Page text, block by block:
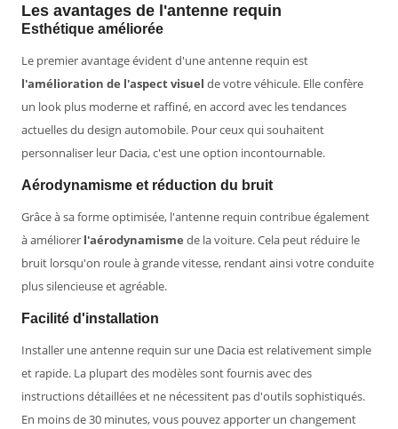
Les avantages de l'antenne requin
Esthétique améliorée
Le premier avantage évident d'une antenne requin est
l'amélioration de l'aspect visuel de votre véhicule. Elle confère
un look plus moderne et raffiné, en accord avec les tendances
actuelles du design automobile. Pour ceux qui souhaitent
personnaliser leur Dacia, c'est une option incontournable.
Aérodynamisme et réduction du bruit
Grâce à sa forme optimisée, l'antenne requin contribue également
à améliorer l'aérodynamisme de la voiture. Cela peut réduire le
bruit lorsqu'on roule à grande vitesse, rendant ainsi votre conduite
plus silencieuse et agréable.
Facilité d'installation
Installer une antenne requin sur une Dacia est relativement simple
et rapide. La plupart des modèles sont fournis avec des
instructions détaillées et ne nécessitent pas d'outils sophistiqués.
En moins de 30 minutes, vous pouvez apporter un changement